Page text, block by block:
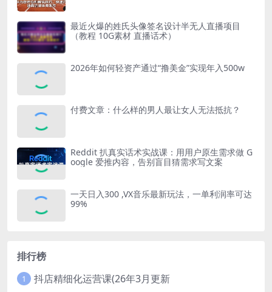
最近火爆的姓氏头像签名设计半无人直播项目
（教程 10G素材 直播话术）
2026年如何轻资产通过“撸美金”实现年入500w
付费文章：什么样的男人最让女人无法抵抗？
Reddit 扒真实话术实战课：用用户原生需求做 G
oogle 爱推内容，告别盲目猜需求写文案
一天日入300 ,VX音乐最新玩法，一单利润率可达
99%
排行榜
1 抖店精细化运营课(26年3月更新